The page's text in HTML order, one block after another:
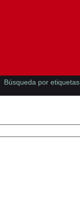
Búsqueda por etiquetas